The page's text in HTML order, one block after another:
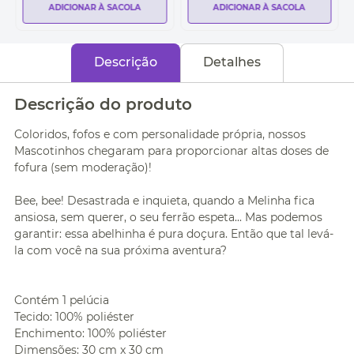
ADICIONAR À SACOLA ADICIONAR À SACOLA
Descrição Detalhes
Descrição do produto
Coloridos, fofos e com personalidade própria, nossos
Mascotinhos chegaram para proporcionar altas doses de
fofura (sem moderação)!
Bee, bee! Desastrada e inquieta, quando a Melinha fica
ansiosa, sem querer, o seu ferrão espeta... Mas podemos
garantir: essa abelhinha é pura doçura. Então que tal levá-
la com você na sua próxima aventura?
Contém 1 pelúcia
Tecido: 100% poliéster
Enchimento: 100% poliéster
Dimensões: 30 cm x 30 cm